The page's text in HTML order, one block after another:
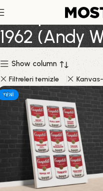
Campbell’ın
1962 (Andy
Show column
Filtreleri temizle
YENI